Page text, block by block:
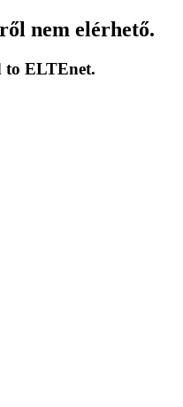
nem elérhető.
to ELTEnet.